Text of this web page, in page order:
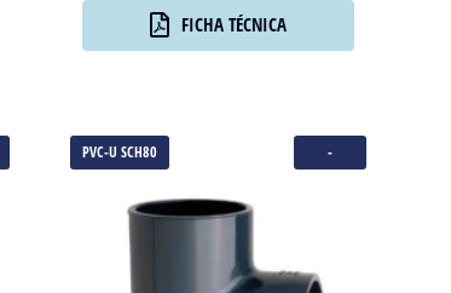
FICHA TÉCNICA
PVC-U SCH80 -